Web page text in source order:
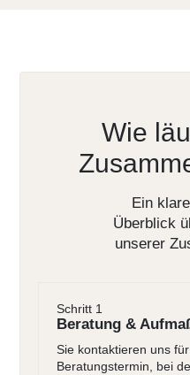
Wie
Ein
Überblick
unserer
Schritt 1
Beratung &
Sie kontaktieren uns
Beratungstermin, bei